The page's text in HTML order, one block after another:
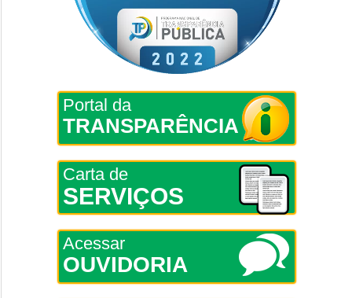
Portal da
TRANSPARÊNCIA
Carta de
SERVIÇOS
Acessar
OUVIDORIA